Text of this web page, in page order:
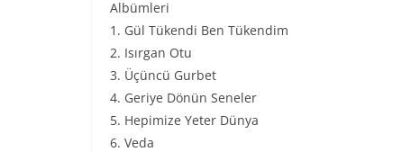
Albümleri
1. Gül Tükendi Ben Tükendim
2. Isırgan Otu
3. Üçüncü Gurbet
4. Geriye Dönün Seneler
5. Hepimize Yeter Dünya
6. Veda